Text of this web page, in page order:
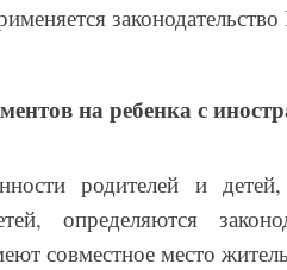
на ребенка с
родителей и
определяются
совместное место